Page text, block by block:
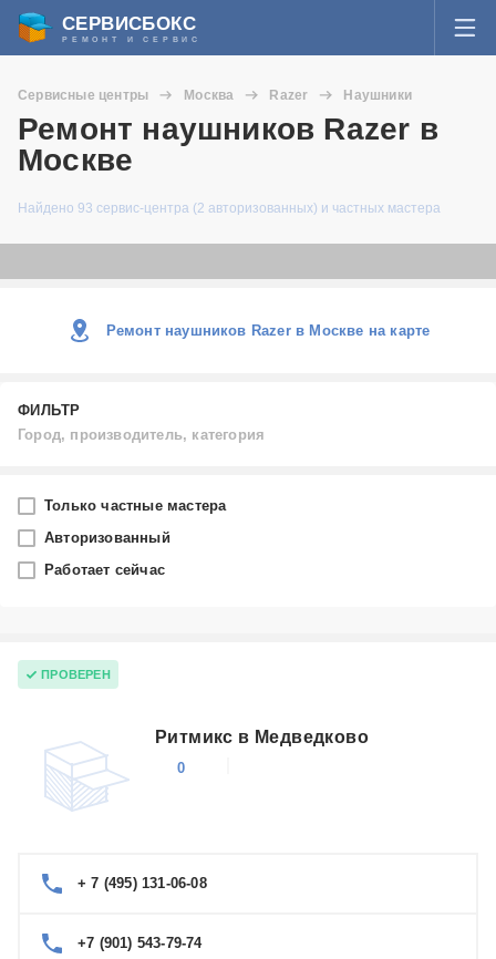
СЕРВИСБОКС
РЕМОНТ И СЕРВИС
Я забыл пароль
СЕРВИСЫ И МАСТЕРА
ЗАДАТЬ ВОПРОС МАСТЕРАМ
Сервисные центры Москва Razer Наушники
Ремонт наушников Razer в
Москве
Найдено 93 сервис-центра (2 авторизованных) и частных мастера
Ремонт наушников Razer в Москве на карте
ФИЛЬТР
Город, производитель, категория
Москва
Производитель
Категория
Только частные мастера
Авторизованный
Работает сейчас
ПРОВЕРЕН
Ритмикс в Медведково
0
+ 7 (495) 131-06-08
+7 (901) 543-79-74